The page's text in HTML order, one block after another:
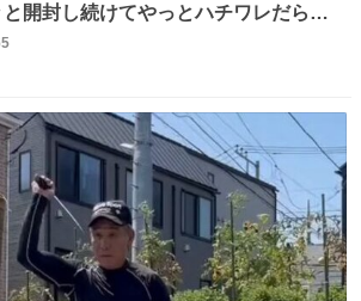
開封し続けてやっとハチワレだらけ
封おわった❣️ 自引きできなかったB賞
ことになってA賞は......そのうちメルカ